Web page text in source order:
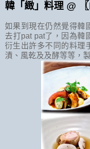
韓「緻」料理 @
如果到現在仍然覺得韓
去打pat pat了，因為韓
衍生出許多不同的料理
漬、風乾及及酵等等，